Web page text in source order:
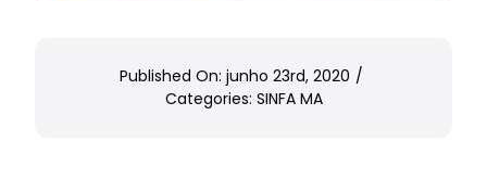
Published On: junho 23rd, 2020 /
Categories: SINFA MA